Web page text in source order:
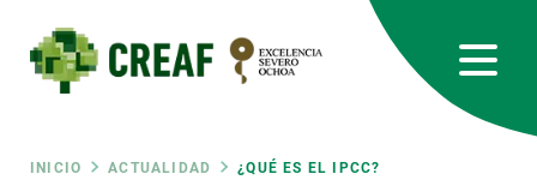
contenido
principal
INICIO ACTUALIDAD ¿QUÉ ES EL IPCC?